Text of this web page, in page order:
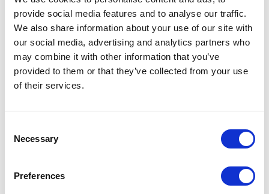
provide social media features and to analyse our traffic.
We also share information about your use of our site with
our social media, advertising and analytics partners who
may combine it with other information that you’ve
provided to them or that they’ve collected from your use
of their services.
Selection
Necessary
Preferences
Gamelle Cane pour nourriture et eau pour
chiens beige Ø13cm
RAY-2030-305
9,95 € Détails
Gamelle Cane pour nourriture et eau pour
chiens beige Ø15cm
RAY-2030-306
13,45 € Détails
chiens beige Ø18cm
19,95 € Détails
Gamelle Cane pour nourriture et eau pour